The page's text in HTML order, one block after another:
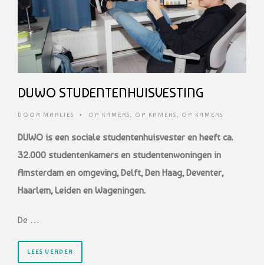
DUWO STUDENTENHUISVESTING
DOOR MARLIES • OP KAMERS, OP KAMERS, OP KAMERS
DUWO is een sociale studentenhuisvester en heeft ca.
32.000 studentenkamers en studentenwoningen in
Amsterdam en omgeving, Delft, Den Haag, Deventer,
Haarlem, Leiden en Wageningen.
De …
LEES VERDER